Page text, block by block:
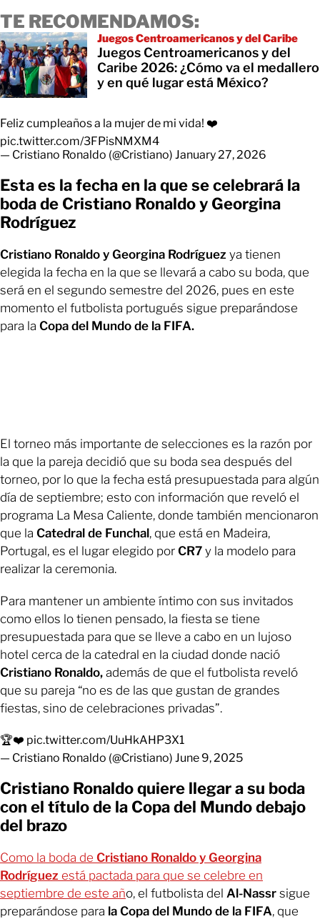
TE RECOMENDAMOS:
Juegos Centroamericanos y del Caribe
Juegos Centroamericanos y del
Caribe 2026: ¿Cómo va el medallero
y en qué lugar está México?
Feliz cumpleaños a la mujer de mi vida! ❤️
pic.twitter.com/3FPisNMXM4
— Cristiano Ronaldo (@Cristiano) January 27, 2026
Esta es la fecha en la que se celebrará la
boda de Cristiano Ronaldo y Georgina
Rodríguez
Cristiano Ronaldo y Georgina Rodríguez ya tienen
elegida la fecha en la que se llevará a cabo su boda, que
será en el segundo semestre del 2026, pues en este
momento el futbolista portugués sigue preparándose
para la Copa del Mundo de la FIFA.
El torneo más importante de selecciones es la razón por
la que la pareja decidió que su boda sea después del
torneo, por lo que la fecha está presupuestada para algún
día de septiembre; esto con información que reveló el
programa La Mesa Caliente, donde también mencionaron
que la Catedral de Funchal, que está en Madeira,
Portugal, es el lugar elegido por CR7 y la modelo para
realizar la ceremonia.
Para mantener un ambiente íntimo con sus invitados
como ellos lo tienen pensado, la fiesta se tiene
presupuestada para que se lleve a cabo en un lujoso
hotel cerca de la catedral en la ciudad donde nació
Cristiano Ronaldo, además de que el futbolista reveló
que su pareja “no es de las que gustan de grandes
fiestas, sino de celebraciones privadas”.
🏆❤️ pic.twitter.com/UuHkAHP3X1
— Cristiano Ronaldo (@Cristiano) June 9, 2025
Cristiano Ronaldo quiere llegar a su boda
con el título de la Copa del Mundo debajo
del brazo
Como la boda de Cristiano Ronaldo y Georgina
Rodríguez está pactada para que se celebre en
septiembre de este año, el futbolista del Al-Nassr sigue
preparándose para la Copa del Mundo de la FIFA, que